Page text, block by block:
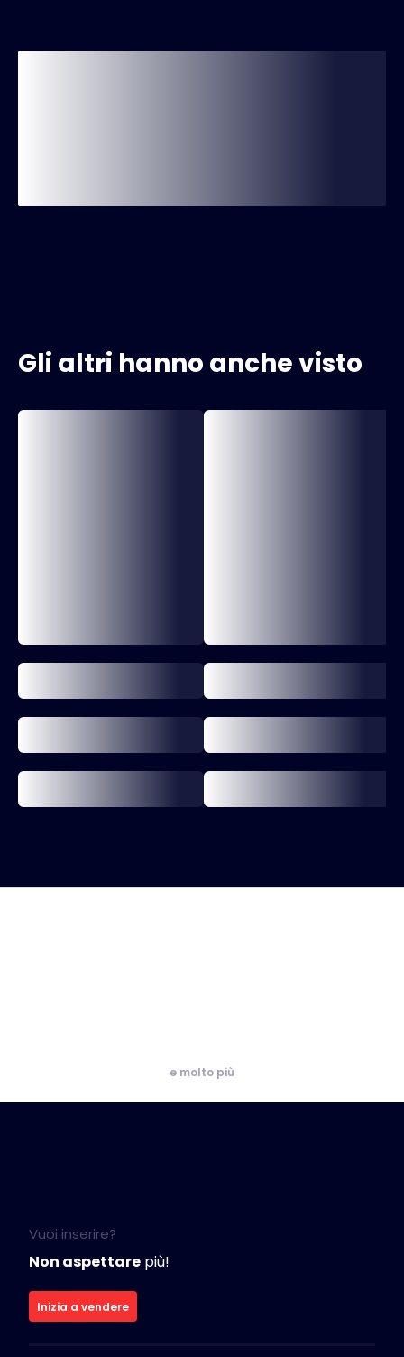
Gli altri hanno anche visto
e molto più
Vuoi inserire?
Non aspettare più!
Inizia a vendere